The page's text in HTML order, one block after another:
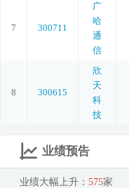
7 300711
广
哈
通
信
8 300615
欣
天
科
技
业绩预告
业绩大幅上升： 575家